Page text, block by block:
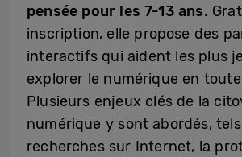
pensée pour les 7-13 ans.
inscription, elle propose des
interactifs qui aident les plus
explorer le numérique en
Plusieurs enjeux clés de la
numérique y sont abordés,
recherches sur Internet, la